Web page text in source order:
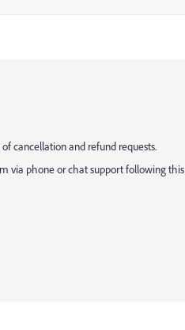
cancellation and refund requests.
via phone or chat support following this